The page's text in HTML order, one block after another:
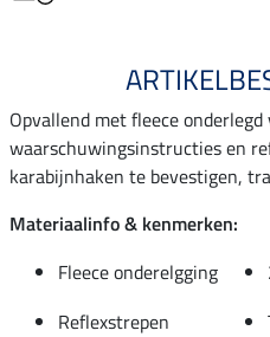
Opvallend met fleece
waarschuwingsinstructies en
karabijnhaken te bevestigen,
Materiaalinfo & kenmerken:
Fleece onderelgging
Reflexstrepen